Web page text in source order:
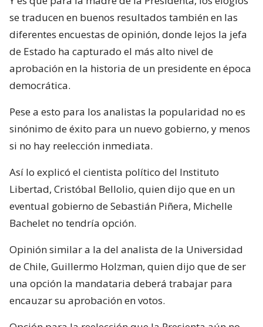
se traducen en buenos resultados también en las
diferentes encuestas de opinión, donde lejos la jefa
de Estado ha capturado el más alto nivel de
aprobación en la historia de un presidente en época
democrática.
Pese a esto para los analistas la popularidad no es
sinónimo de éxito para un nuevo gobierno, y menos
si no hay reelección inmediata.
Así lo explicó el cientista político del Instituto
Libertad, Cristóbal Bellolio, quien dijo que en un
eventual gobierno de Sebastián Piñera, Michelle
Bachelet no tendría opción.
Opinión similar a la del analista de la Universidad
de Chile, Guillermo Holzman, quien dijo que de ser
una opción la mandataria deberá trabajar para
encauzar su aprobación en votos.